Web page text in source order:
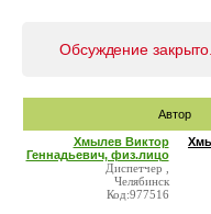
Обсуждение закрыто.
Автор
Хмылев Виктор
Геннадьевич, физ.лицо
Диспетчер ,
Челябинск
Код:977516